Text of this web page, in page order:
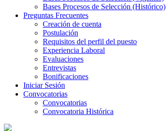
Bases Procesos de Selección (Histórico)
Preguntas Frecuentes
Creación de cuenta
Postulación
Requisitos del perfil del puesto
Experiencia Laboral
Evaluaciones
Entrevistas
Bonificaciones
Iniciar Sesión
Convocatorias
Convocatorias
Convocatoria Histórica